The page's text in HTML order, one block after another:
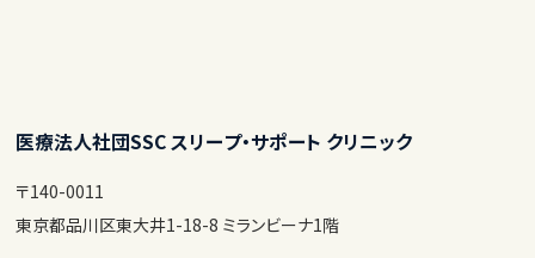
医療法人社団SSC スリープ・サポート クリニック
〒140-0011
東京都品川区東大井1-18-8 ミランビーナ1階